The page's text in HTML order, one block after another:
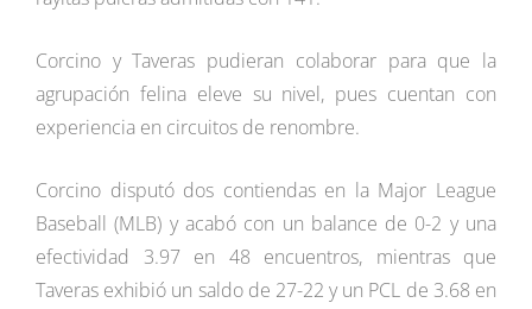
Corcino y Taveras pudieran colaborar para que la
agrupación felina eleve su nivel, pues cuentan con
experiencia en circuitos de renombre.
Corcino disputó dos contiendas en la Major League
Baseball (MLB) y acabó con un balance de 0-2 y una
efectividad 3.97 en 48 encuentros, mientras que
Taveras exhibió un saldo de 27-22 y un PCL de 3.68 en